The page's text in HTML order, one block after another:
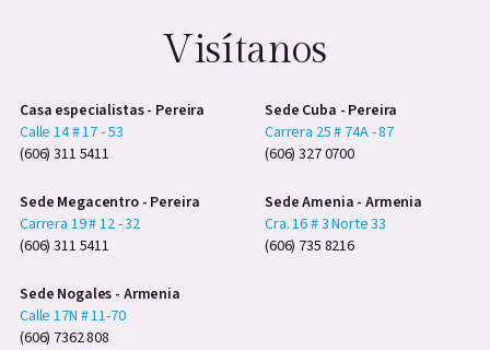
Visítanos
Casa especialistas - Pereira
Calle 14 # 17 - 53
(606) 311 5411
Sede Cuba - Pereira
Carrera 25 # 74A - 87
(606) 327 0700
Sede Megacentro - Pereira
Carrera 19 # 12 - 32
(606) 311 5411
Sede Amenia - Armenia
Cra. 16 # 3 Norte 33
(606) 735 8216
Sede Nogales - Armenia
Calle 17N # 11-70
(606) 7362 808